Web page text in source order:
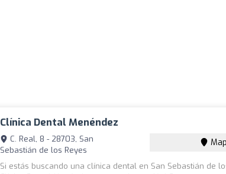
Clínica Dental Menéndez
C. Real, 8 - 28703, San
Sebastián de los Reyes
Si estás buscando una clínica dental en San Sebastián de